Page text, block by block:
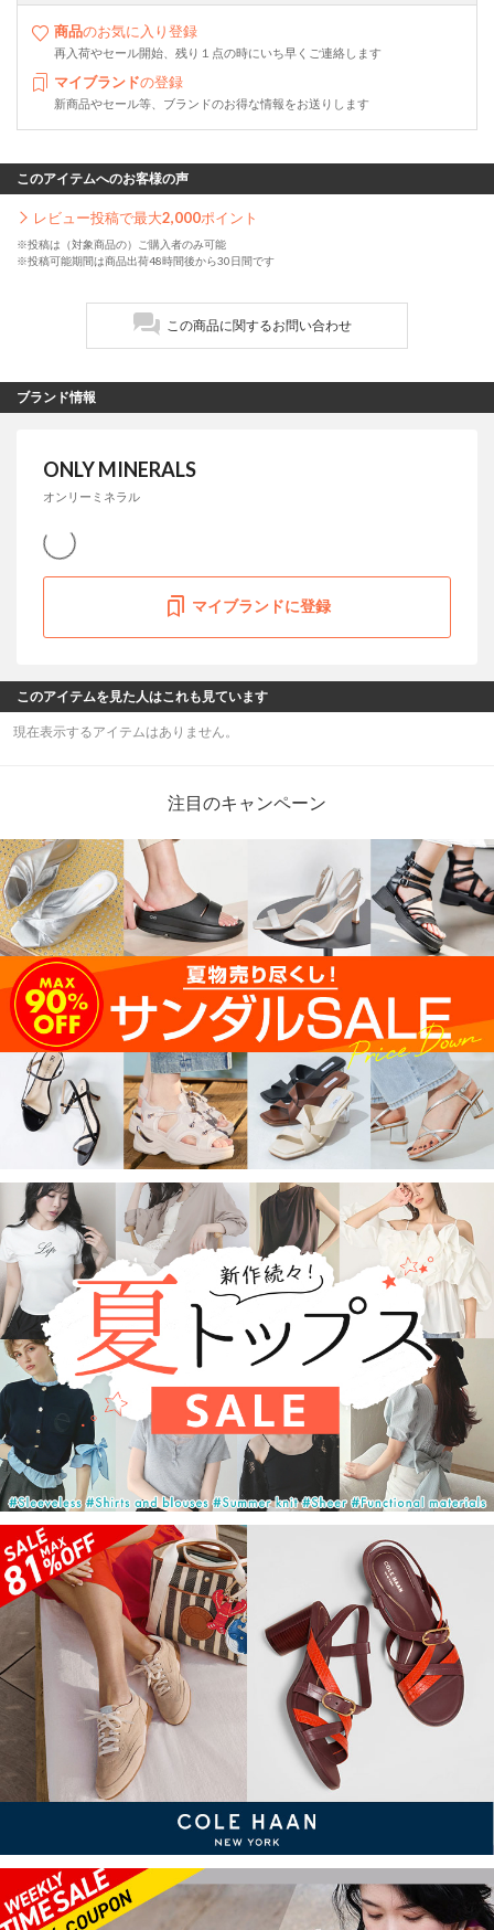
商品のお気に入り登録
再入荷やセール開始、残り１点の時にいち早くご連絡します
マイブランドの登録
新商品やセール等、ブランドのお得な情報をお送りします
このアイテムへのお客様の声
レビュー投稿で最大2,000ポイント
※投稿は（対象商品の）ご購入者のみ可能
※投稿可能期間は商品出荷48時間後から30日間です
この商品に関するお問い合わせ
ブランド情報
ONLY MINERALS
オンリーミネラル
マイブランドに登録
このアイテムを見た人はこれも見ています
現在表示するアイテムはありません。
注目のキャンペーン